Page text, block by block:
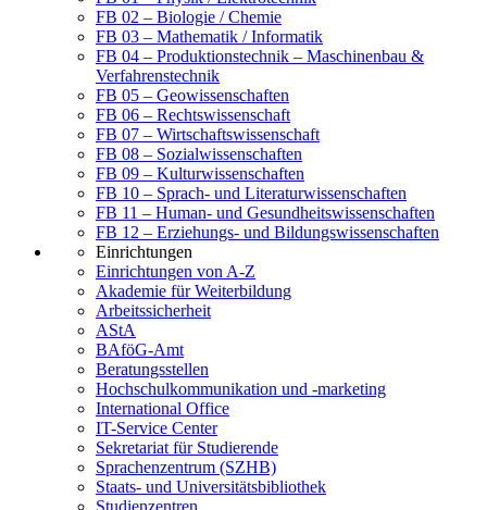
FB 02 – Biologie / Chemie
FB 03 – Mathematik / Informatik
FB 04 – Produktionstechnik – Maschinenbau &
Verfahrenstechnik
FB 05 – Geowissenschaften
FB 06 – Rechtswissenschaft
FB 07 – Wirtschaftswissenschaft
FB 08 – Sozialwissenschaften
FB 09 – Kulturwissenschaften
FB 10 – Sprach- und Literaturwissenschaften
FB 11 – Human- und Gesundheitswissenschaften
FB 12 – Erziehungs- und Bildungswissenschaften
Einrichtungen
Einrichtungen von A-Z
Akademie für Weiterbildung
Arbeitssicherheit
AStA
BAföG-Amt
Beratungsstellen
Hochschulkommunikation und -marketing
International Office
IT-Service Center
Sekretariat für Studierende
Sprachenzentrum (SZHB)
Staats- und Universitätsbibliothek
Studienzentren